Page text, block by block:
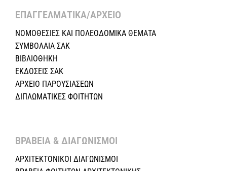
ΕΠΑΓΓΕΛΜΑΤΙΚΑ/ΑΡΧΕΙΟ ​
ΝΟΜΟΘΕΣΙΕΣ KAI ΠΟΛΕΟΔΟΜΙΚΑ ΘΕΜΑΤΑ
ΣΥΜΒΟΛΑΙΑ ΣΑΚ
ΒΙΒΛΙΟΘΗΚΗ
ΕΚΔΟΣΕΙΣ ΣΑΚ
ΑΡΧΕΙΟ ΠΑΡΟΥΣΙΑΣΕΩΝ
ΔΙΠΛΩΜΑΤΙΚΕΣ ΦΟΙΤΗΤΩΝ
ΒΡΑΒΕΙΑ & ΔΙΑΓΩΝΙΣΜΟΙ ​
ΑΡΧΙΤΕΚΤΟΝΙΚΟΙ ΔΙΑΓΩΝΙΣΜΟΙ